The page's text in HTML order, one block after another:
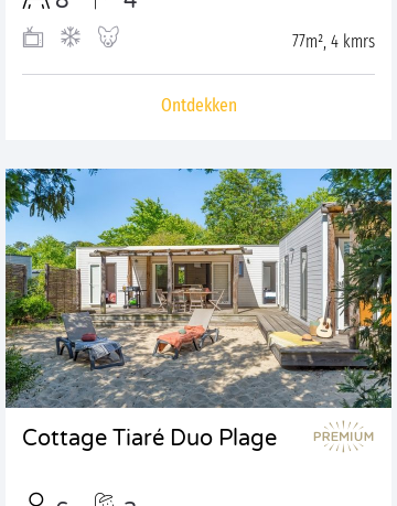
77m², 4 kmrs
Ontdekken
Cottage Tiaré Duo Plage